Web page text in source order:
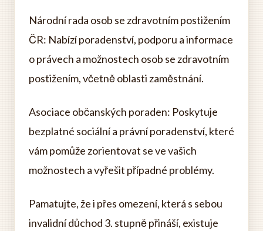
Národní rada osob se zdravotním postižením
ČR: Nabízí poradenství, podporu a informace
o právech a možnostech osob se zdravotním
postižením, včetně oblasti zaměstnání.
Asociace občanských poraden: Poskytuje
bezplatné sociální a právní poradenství, které
vám pomůže zorientovat se ve vašich
možnostech a vyřešit případné problémy.
Pamatujte, že i přes omezení, která s sebou
invalidní důchod 3. stupně přináší, existuje